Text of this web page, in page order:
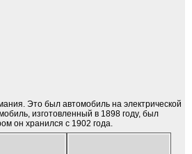
Это был автомобиль на электрической
изготовленный в 1898 году, был
он хранился с 1902 года.